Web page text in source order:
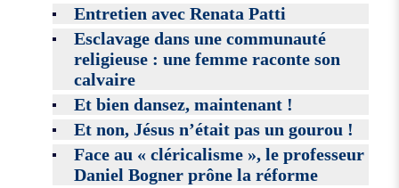
Entretien avec Renata Patti
Esclavage dans une communauté
religieuse : une femme raconte son
calvaire
Et bien dansez, maintenant !
Et non, Jésus n’était pas un gourou !
Face au « cléricalisme », le professeur
Daniel Bogner prône la réforme